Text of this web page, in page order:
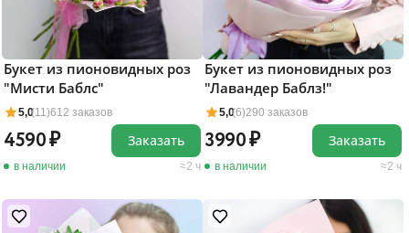
5,0(11)612 заказов
Букет из пионовидных роз
"Мисти Баблс"
4590
в наличии 2 ч
Заказать
5,0(6)290 заказов
Букет из пионовидных роз
"Лавандер Баблз!"
3990
в наличии 2 ч
Заказать